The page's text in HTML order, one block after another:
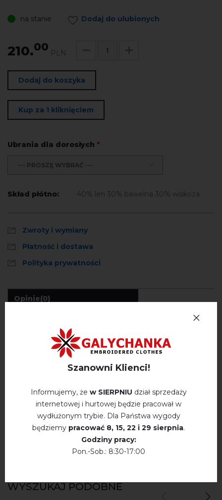
na stanie Dodaj do ulubionych
210.00 PLN
Dodaj do koszyka
Kup za 1 kliknięciem
Ubrania dla dorosłych *
--- PROSZĘ WYBRAĆ ---
Skład płótno: 40% len 30% bawelna 30% wiskoza
Zwroty i wymiany
Płatność i dostawa
Polityka prywatności
Opinie(0)
OPINIE O MIC` (KHAKI Z ZIELENIĄ)
napisz opinie Mic` (khaki z zielenią)
WYSZUKAJ PODOBNE
Szanowni Klienci!
Informujemy, że w SIERPNIU dział sprzedaży
internetowej i hurtowej będzie pracował w
wydłużonym trybie. Dla Państwa wygody
będziemy pracować 8, 15, 22 і 29 sierpnia.
Godziny pracy:
Pon.-Sob.: 8:30-17:00